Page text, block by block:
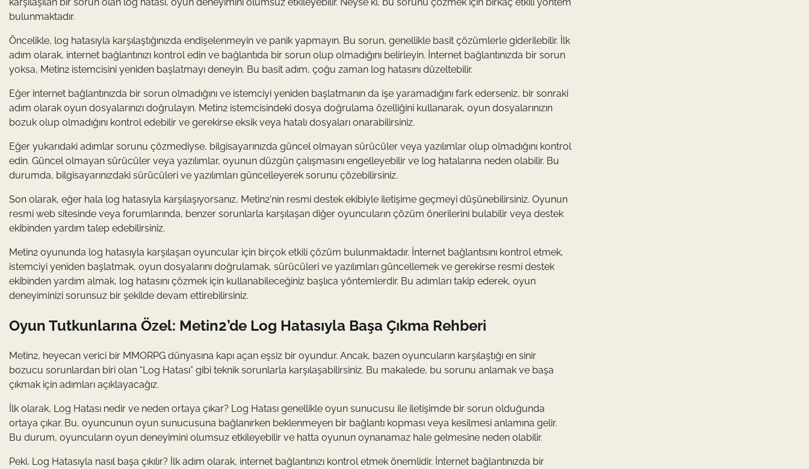
bulunmaktadır.
Öncelikle, log hatasıyla karşılaştığınızda endişelenmeyin ve panik yapmayın. Bu sorun, genellikle basit çözümlerle giderilebilir. İlk
adım olarak, internet bağlantınızı kontrol edin ve bağlantıda bir sorun olup olmadığını belirleyin. İnternet bağlantınızda bir sorun
yoksa, Metin2 istemcisini yeniden başlatmayı deneyin. Bu basit adım, çoğu zaman log hatasını düzeltebilir.
Eğer internet bağlantınızda bir sorun olmadığını ve istemciyi yeniden başlatmanın da işe yaramadığını fark ederseniz, bir sonraki
adım olarak oyun dosyalarınızı doğrulayın. Metin2 istemcisindeki dosya doğrulama özelliğini kullanarak, oyun dosyalarınızın
bozuk olup olmadığını kontrol edebilir ve gerekirse eksik veya hatalı dosyaları onarabilirsiniz.
Eğer yukarıdaki adımlar sorunu çözmediyse, bilgisayarınızda güncel olmayan sürücüler veya yazılımlar olup olmadığını kontrol
edin. Güncel olmayan sürücüler veya yazılımlar, oyunun düzgün çalışmasını engelleyebilir ve log hatalarına neden olabilir. Bu
durumda, bilgisayarınızdaki sürücüleri ve yazılımları güncelleyerek sorunu çözebilirsiniz.
Son olarak, eğer hala log hatasıyla karşılaşıyorsanız, Metin2'nin resmi destek ekibiyle iletişime geçmeyi düşünebilirsiniz. Oyunun
resmi web sitesinde veya forumlarında, benzer sorunlarla karşılaşan diğer oyuncuların çözüm önerilerini bulabilir veya destek
ekibinden yardım talep edebilirsiniz.
Metin2 oyununda log hatasıyla karşılaşan oyuncular için birçok etkili çözüm bulunmaktadır. İnternet bağlantısını kontrol etmek,
istemciyi yeniden başlatmak, oyun dosyalarını doğrulamak, sürücüleri ve yazılımları güncellemek ve gerekirse resmi destek
ekibinden yardım almak, log hatasını çözmek için kullanabileceğiniz başlıca yöntemlerdir. Bu adımları takip ederek, oyun
deneyiminizi sorunsuz bir şekilde devam ettirebilirsiniz.
Oyun Tutkunlarına Özel: Metin2’de Log Hatasıyla Başa Çıkma Rehberi
Metin2, heyecan verici bir MMORPG dünyasına kapı açan eşsiz bir oyundur. Ancak, bazen oyuncuların karşılaştığı en sinir
bozucu sorunlardan biri olan “Log Hatası” gibi teknik sorunlarla karşılaşabilirsiniz. Bu makalede, bu sorunu anlamak ve başa
çıkmak için adımları açıklayacağız.
İlk olarak, Log Hatası nedir ve neden ortaya çıkar? Log Hatası genellikle oyun sunucusu ile iletişimde bir sorun olduğunda
ortaya çıkar. Bu, oyuncunun oyun sunucusuna bağlanırken beklenmeyen bir bağlantı kopması veya kesilmesi anlamına gelir.
Bu durum, oyuncuların oyun deneyimini olumsuz etkileyebilir ve hatta oyunun oynanamaz hale gelmesine neden olabilir.
Peki, Log Hatasıyla nasıl başa çıkılır? İlk adım olarak, internet bağlantınızı kontrol etmek önemlidir. İnternet bağlantınızda bir